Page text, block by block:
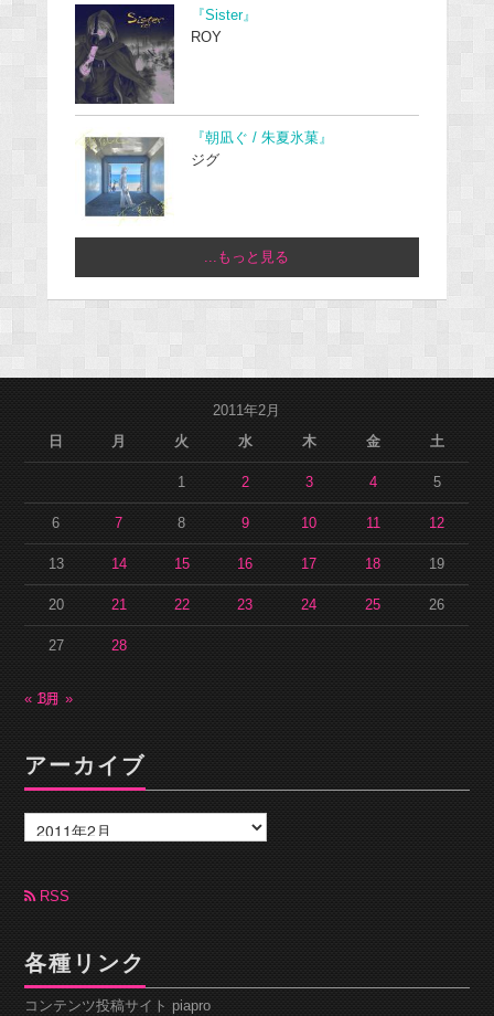
『Sister』
ROY
『朝凪ぐ / 朱夏氷菓』
ジグ
...もっと見る
2011年2月
日
月 火 水 木 金 土
1 2 3 4 5
6 7 8 9 10 11 12
13 14 15 16 17 18 19
20 21 22 23 24 25 26
27 28
« 1月3月 »
アーカイブ
ー
カ
ブ RSS
各種リンク
コンテンツ投稿サイト piapro